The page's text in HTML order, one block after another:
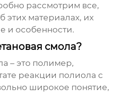
рассмотрим все,
этих материалах, их
и особенности.
смола?
– это полимер,
реакции полиола с
широкое понятие,